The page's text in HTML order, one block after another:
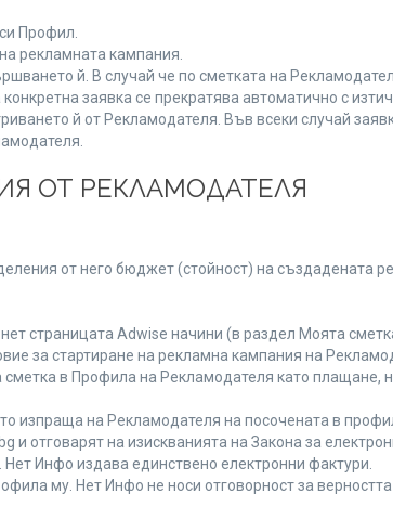
Профил.
рекламната кампания.
й. В случай че по сметката на
заявка се прекратява автоматично с
й от Рекламодателя. Във всеки случай
ОТ РЕКЛАМОДАТЕЛЯ
от него бюджет (стойност) на създадената
страницата Adwise начини (в раздел Моята
за стартиране на рекламна кампания на
в Профила на Рекламодателя като плащане,
изпраща на Рекламодателя на посочената в
отговарят на изискванията на Закона за
Инфо издава единствено електронни фактури.
му. Нет Инфо не носи отговорност за верността